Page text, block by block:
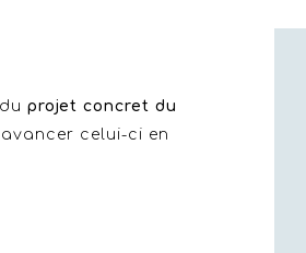
projet concret du
celui-ci en